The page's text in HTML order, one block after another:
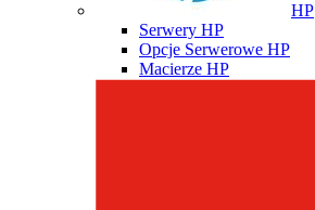
HP
Serwery HP
Opcje Serwerowe HP
Macierze HP